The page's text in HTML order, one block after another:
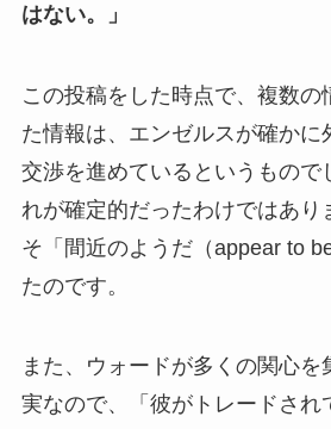
はない。」
この投稿をした時点で、複数の
た情報は、エンゼルスが確かに
交渉を進めているというもので
れが確定的だったわけではあり
そ「間近のようだ（appear to
たのです。
また、ウォードが多くの関心を
実なので、「彼がトレードされ